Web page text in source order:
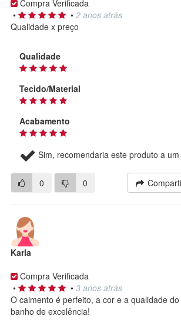
Compra Verificada
•
• 2 anos atrás
Qualidade x preço
Qualidade
Tecido/Material
Acabamento
Sim, recomendaria este produto a
0 0
Karla
Compra Verificada
•
• 3 anos atrás
O caimento é perfeito, a cor e a qualidade
banho de excelência!